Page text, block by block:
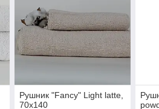
Рушник "Fancy" Light latte,
70x140